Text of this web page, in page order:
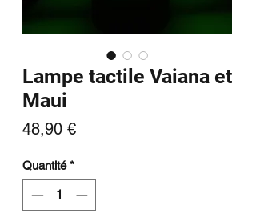
Lampe tactile Vaiana et
Maui
48,90 €Prix
Quantité *